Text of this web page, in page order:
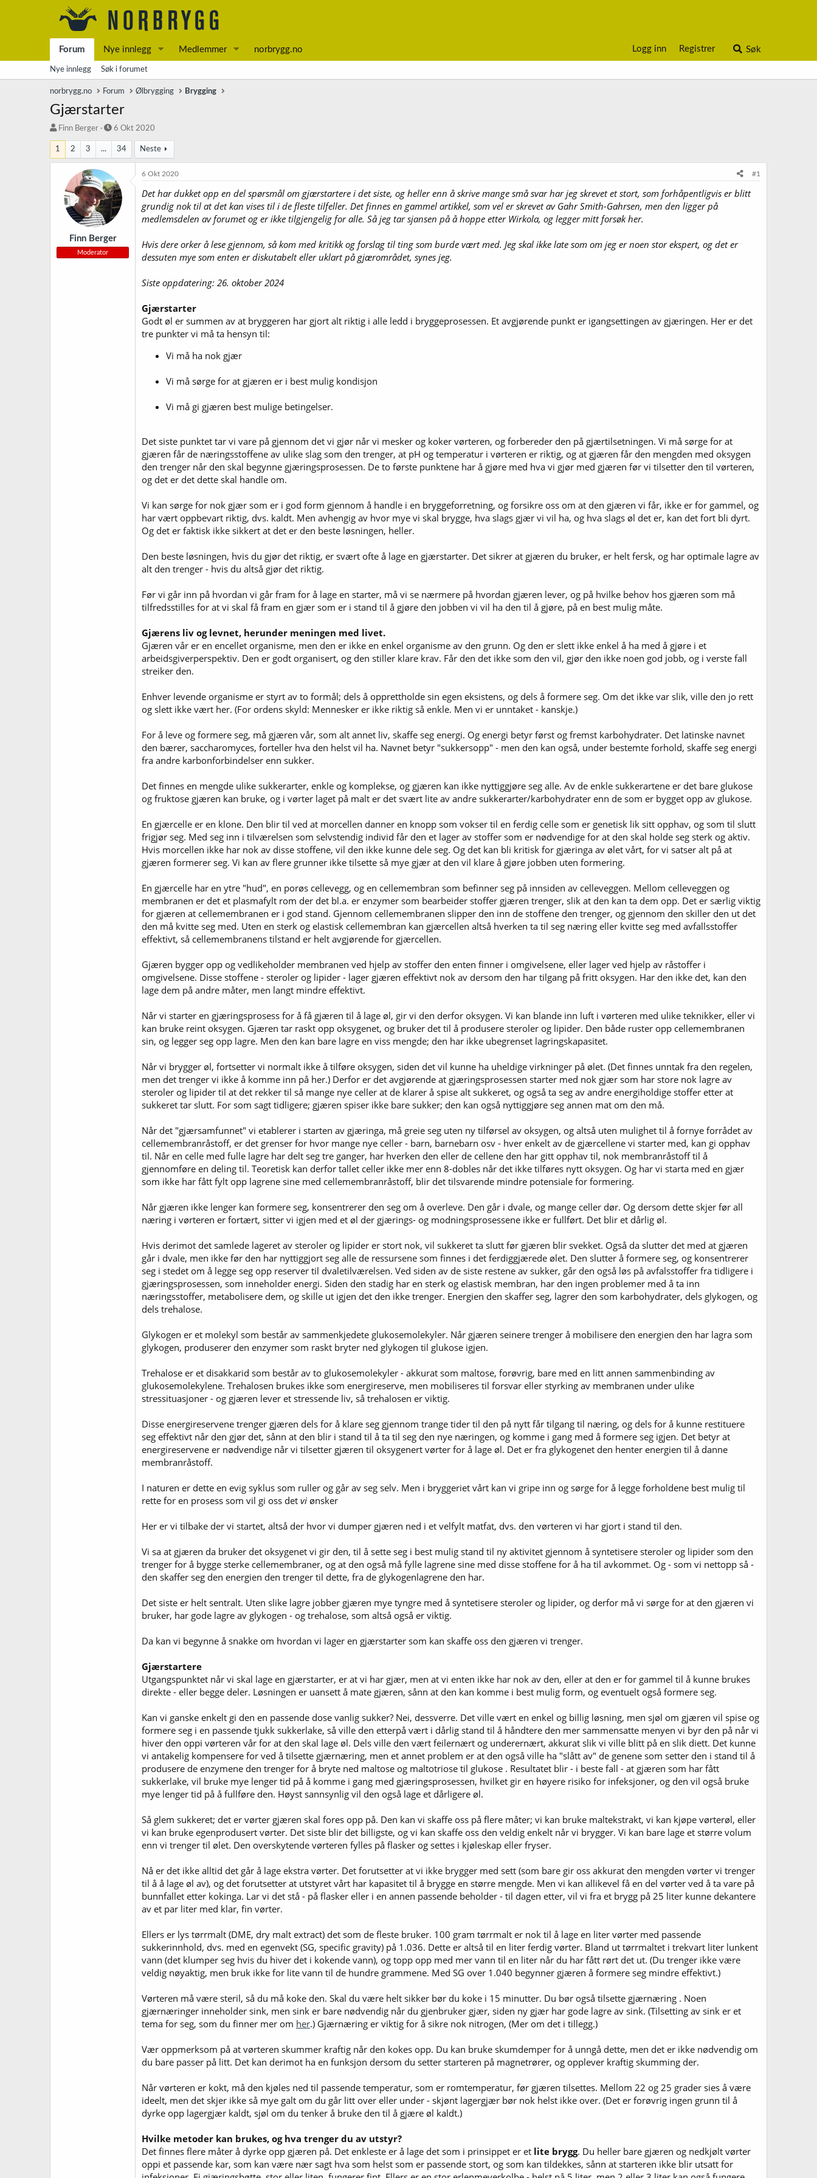
Forum Nye innlegg Medlemmer norbrygg.no Logg inn Registrer Søk
Nye innlegg Søk i forumet
norbrygg.no Forum Ølbrygging Brygging
Gjærstarter
T
r
å
d
Finn Berger
S
r
d
a
t
o
6 Okt 2020
1 2 3 ... 34 Neste
Finn Berger
Moderator
6 Okt 2020 #1
Det har dukket opp en del spørsmål om gjærstartere i det siste, og heller enn å skrive mange små svar har jeg skrevet et stort, som forhåpentligvis er blitt
grundig nok til at det kan vises til i de fleste tilfeller. Det finnes en gammel artikkel, som vel er skrevet av Gahr Smith-Gahrsen, men den ligger på
medlemsdelen av forumet og er ikke tilgjengelig for alle. Så jeg tar sjansen på å hoppe etter Wirkola, og legger mitt forsøk her.
Hvis dere orker å lese gjennom, så kom med kritikk og forslag til ting som burde vært med. Jeg skal ikke late som om jeg er noen stor ekspert, og det er
dessuten mye som enten er diskutabelt eller uklart på gjærområdet, synes jeg.
Siste oppdatering: 26. oktober 2024
Gjærstarter
Godt øl er summen av at bryggeren har gjort alt riktig i alle ledd i bryggeprosessen. Et avgjørende punkt er igangsettingen av gjæringen. Her er det
tre punkter vi må ta hensyn til:
Vi må ha nok gjær
Vi må sørge for at gjæren er i best mulig kondisjon
Vi må gi gjæren best mulige betingelser.
Det siste punktet tar vi vare på gjennom det vi gjør når vi mesker og koker vørteren, og forbereder den på gjærtilsetningen. Vi må sørge for at
gjæren får de næringsstoffene av ulike slag som den trenger, at pH og temperatur i vørteren er riktig, og at gjæren får den mengden med oksygen
den trenger når den skal begynne gjæringsprosessen. De to første punktene har å gjøre med hva vi gjør med gjæren før vi tilsetter den til vørteren,
og det er det dette skal handle om.
Vi kan sørge for nok gjær som er i god form gjennom å handle i en bryggeforretning, og forsikre oss om at den gjæren vi får, ikke er for gammel, og
har vært oppbevart riktig, dvs. kaldt. Men avhengig av hvor mye vi skal brygge, hva slags gjær vi vil ha, og hva slags øl det er, kan det fort bli dyrt.
Og det er faktisk ikke sikkert at det er den beste løsningen, heller.
Den beste løsningen, hvis du gjør det riktig, er svært ofte å lage en gjærstarter. Det sikrer at gjæren du bruker, er helt fersk, og har optimale lagre av
alt den trenger - hvis du altså gjør det riktig.
Før vi går inn på hvordan vi går fram for å lage en starter, må vi se nærmere på hvordan gjæren lever, og på hvilke behov hos gjæren som må
tilfredsstilles for at vi skal få fram en gjær som er i stand til å gjøre den jobben vi vil ha den til å gjøre, på en best mulig måte.
Gjærens liv og levnet, herunder meningen med livet.
Gjæren vår er en encellet organisme, men den er ikke en enkel organisme av den grunn. Og den er slett ikke enkel å ha med å gjøre i et
arbeidsgiverperspektiv. Den er godt organisert, og den stiller klare krav. Får den det ikke som den vil, gjør den ikke noen god jobb, og i verste fall
streiker den.
Enhver levende organisme er styrt av to formål; dels å opprettholde sin egen eksistens, og dels å formere seg. Om det ikke var slik, ville den jo rett
og slett ikke vært her. (For ordens skyld: Mennesker er ikke riktig så enkle. Men vi er unntaket - kanskje.)
For å leve og formere seg, må gjæren vår, som alt annet liv, skaffe seg energi. Og energi betyr først og fremst karbohydrater. Det latinske navnet
den bærer, saccharomyces, forteller hva den helst vil ha. Navnet betyr "sukkersopp" - men den kan også, under bestemte forhold, skaffe seg energi
fra andre karbonforbindelser enn sukker.
Det finnes en mengde ulike sukkerarter, enkle og komplekse, og gjæren kan ikke nyttiggjøre seg alle. Av de enkle sukkerartene er det bare glukose
og fruktose gjæren kan bruke, og i vørter laget på malt er det svært lite av andre sukkerarter/karbohydrater enn de som er bygget opp av glukose.
En gjærcelle er en klone. Den blir til ved at morcellen danner en knopp som vokser til en ferdig celle som er genetisk lik sitt opphav, og som til slutt
frigjør seg. Med seg inn i tilværelsen som selvstendig individ får den et lager av stoffer som er nødvendige for at den skal holde seg sterk og aktiv.
Hvis morcellen ikke har nok av disse stoffene, vil den ikke kunne dele seg. Og det kan bli kritisk for gjæringa av ølet vårt, for vi satser alt på at
gjæren formerer seg. Vi kan av flere grunner ikke tilsette så mye gjær at den vil klare å gjøre jobben uten formering.
En gjærcelle har en ytre "hud", en porøs cellevegg, og en cellemembran som befinner seg på innsiden av celleveggen. Mellom celleveggen og
membranen er det et plasmafylt rom der det bl.a. er enzymer som bearbeider stoffer gjæren trenger, slik at den kan ta dem opp. Det er særlig viktig
for gjæren at cellemembranen er i god stand. Gjennom cellemembranen slipper den inn de stoffene den trenger, og gjennom den skiller den ut det
den må kvitte seg med. Uten en sterk og elastisk cellemembran kan gjærcellen altså hverken ta til seg næring eller kvitte seg med avfallsstoffer
effektivt, så cellemembranens tilstand er helt avgjørende for gjærcellen.
Gjæren bygger opp og vedlikeholder membranen ved hjelp av stoffer den enten finner i omgivelsene, eller lager ved hjelp av råstoffer i
omgivelsene. Disse stoffene - steroler og lipider - lager gjæren effektivt nok av dersom den har tilgang på fritt oksygen. Har den ikke det, kan den
lage dem på andre måter, men langt mindre effektivt.
Når vi starter en gjæringsprosess for å få gjæren til å lage øl, gir vi den derfor oksygen. Vi kan blande inn luft i vørteren med ulike teknikker, eller vi
kan bruke reint oksygen. Gjæren tar raskt opp oksygenet, og bruker det til å produsere steroler og lipider. Den både ruster opp cellemembranen
sin, og legger seg opp lagre. Men den kan bare lagre en viss mengde; den har ikke ubegrenset lagringskapasitet.
Når vi brygger øl, fortsetter vi normalt ikke å tilføre oksygen, siden det vil kunne ha uheldige virkninger på ølet. (Det finnes unntak fra den regelen,
men det trenger vi ikke å komme inn på her.) Derfor er det avgjørende at gjæringsprosessen starter med nok gjær som har store nok lagre av
steroler og lipider til at det rekker til så mange nye celler at de klarer å spise alt sukkeret, og også ta seg av andre energiholdige stoffer etter at
sukkeret tar slutt. For som sagt tidligere; gjæren spiser ikke bare sukker; den kan også nyttiggjøre seg annen mat om den må.
Når det "gjærsamfunnet" vi etablerer i starten av gjæringa, må greie seg uten ny tilførsel av oksygen, og altså uten mulighet til å fornye forrådet av
cellemembranråstoff, er det grenser for hvor mange nye celler - barn, barnebarn osv - hver enkelt av de gjærcellene vi starter med, kan gi opphav
til. Når en celle med fulle lagre har delt seg tre ganger, har hverken den eller de cellene den har gitt opphav til, nok membranråstoff til å
gjennomføre en deling til. Teoretisk kan derfor tallet celler ikke mer enn 8-dobles når det ikke tilføres nytt oksygen. Og har vi starta med en gjær
som ikke har fått fylt opp lagrene sine med cellemembranråstoff, blir det tilsvarende mindre potensiale for formering.
Når gjæren ikke lenger kan formere seg, konsentrerer den seg om å overleve. Den går i dvale, og mange celler dør. Og dersom dette skjer før all
næring i vørteren er fortært, sitter vi igjen med et øl der gjærings- og modningsprosessene ikke er fullført. Det blir et dårlig øl.
Hvis derimot det samlede lageret av steroler og lipider er stort nok, vil sukkeret ta slutt før gjæren blir svekket. Også da slutter det med at gjæren
går i dvale, men ikke før den har nyttiggjort seg alle de ressursene som finnes i det ferdiggjærede ølet. Den slutter å formere seg, og konsentrerer
seg i stedet om å legge seg opp reserver til dvaletilværelsen. Ved siden av de siste restene av sukker, går den også løs på avfalsstoffer fra tidligere i
gjæringsprosessen, som inneholder energi. Siden den stadig har en sterk og elastisk membran, har den ingen problemer med å ta inn
næringsstoffer, metabolisere dem, og skille ut igjen det den ikke trenger. Energien den skaffer seg, lagrer den som karbohydrater, dels glykogen, og
dels trehalose.
Glykogen er et molekyl som består av sammenkjedete glukosemolekyler. Når gjæren seinere trenger å mobilisere den energien den har lagra som
glykogen, produserer den enzymer som raskt bryter ned glykogen til glukose igjen.
Trehalose er et disakkarid som består av to glukosemolekyler - akkurat som maltose, forøvrig, bare med en litt annen sammenbinding av
glukosemolekylene. Trehalosen brukes ikke som energireserve, men mobiliseres til forsvar eller styrking av membranen under ulike
stressituasjoner - og gjæren lever et stressende liv, så trehalosen er viktig.
Disse energireservene trenger gjæren dels for å klare seg gjennom trange tider til den på nytt får tilgang til næring, og dels for å kunne restituere
seg effektivt når den gjør det, sånn at den blir i stand til å ta til seg den nye næringen, og komme i gang med å formere seg igjen. Det betyr at
energireservene er nødvendige når vi tilsetter gjæren til oksygenert vørter for å lage øl. Det er fra glykogenet den henter energien til å danne
membranråstoff.
I naturen er dette en evig syklus som ruller og går av seg selv. Men i bryggeriet vårt kan vi gripe inn og sørge for å legge forholdene best mulig til
rette for en prosess som vil gi oss det vi ønsker
Her er vi tilbake der vi startet, altså der hvor vi dumper gjæren ned i et velfylt matfat, dvs. den vørteren vi har gjort i stand til den.
Vi sa at gjæren da bruker det oksygenet vi gir den, til å sette seg i best mulig stand til ny aktivitet gjennom å syntetisere steroler og lipider som den
trenger for å bygge sterke cellemembraner, og at den også må fylle lagrene sine med disse stoffene for å ha til avkommet. Og - som vi nettopp så -
den skaffer seg den energien den trenger til dette, fra de glykogenlagrene den har.
Det siste er helt sentralt. Uten slike lagre jobber gjæren mye tyngre med å syntetisere steroler og lipider, og derfor må vi sørge for at den gjæren vi
bruker, har gode lagre av glykogen - og trehalose, som altså også er viktig.
Da kan vi begynne å snakke om hvordan vi lager en gjærstarter som kan skaffe oss den gjæren vi trenger.
Gjærstartere
Utgangspunktet når vi skal lage en gjærstarter, er at vi har gjær, men at vi enten ikke har nok av den, eller at den er for gammel til å kunne brukes
direkte - eller begge deler. Løsningen er uansett å mate gjæren, sånn at den kan komme i best mulig form, og eventuelt også formere seg.
Kan vi ganske enkelt gi den en passende dose vanlig sukker? Nei, dessverre. Det ville vært en enkel og billig løsning, men sjøl om gjæren vil spise og
formere seg i en passende tjukk sukkerlake, så ville den etterpå vært i dårlig stand til å håndtere den mer sammensatte menyen vi byr den på når vi
hiver den oppi vørteren vår for at den skal lage øl. Dels ville den vært feilernært og underernært, akkurat slik vi ville blitt på en slik diett. Det kunne
vi antakelig kompensere for ved å tilsette gjærnæring, men et annet problem er at den også ville ha "slått av" de genene som setter den i stand til å
produsere de enzymene den trenger for å bryte ned maltose og maltotriose til glukose . Resultatet blir - i beste fall - at gjæren som har fått
sukkerlake, vil bruke mye lenger tid på å komme i gang med gjæringsprosessen, hvilket gir en høyere risiko for infeksjoner, og den vil også bruke
mye lenger tid på å fullføre den. Høyst sannsynlig vil den også lage et dårligere øl.
Så glem sukkeret; det er vørter gjæren skal fores opp på. Den kan vi skaffe oss på flere måter; vi kan bruke maltekstrakt, vi kan kjøpe vørterøl, eller
vi kan bruke egenprodusert vørter. Det siste blir det billigste, og vi kan skaffe oss den veldig enkelt når vi brygger. Vi kan bare lage et større volum
enn vi trenger til ølet. Den overskytende vørteren fylles på flasker og settes i kjøleskap eller fryser.
Nå er det ikke alltid det går å lage ekstra vørter. Det forutsetter at vi ikke brygger med sett (som bare gir oss akkurat den mengden vørter vi trenger
til å å lage øl av), og det forutsetter at utstyret vårt har kapasitet til å brygge en større mengde. Men vi kan allikevel få en del vørter ved å ta vare på
bunnfallet etter kokinga. Lar vi det stå - på flasker eller i en annen passende beholder - til dagen etter, vil vi fra et brygg på 25 liter kunne dekantere
av et par liter med klar, fin vørter.
Ellers er lys tørrmalt (DME, dry malt extract) det som de fleste bruker. 100 gram tørrmalt er nok til å lage en liter vørter med passende
sukkerinnhold, dvs. med en egenvekt (SG, specific gravity) på 1.036. Dette er altså til en liter ferdig vørter. Bland ut tørrmaltet i trekvart liter lunkent
vann (det klumper seg hvis du hiver det i kokende vann), og topp opp med mer vann til en liter når du har fått rørt det ut. (Du trenger ikke være
veldig nøyaktig, men bruk ikke for lite vann til de hundre grammene. Med SG over 1.040 begynner gjæren å formere seg mindre effektivt.)
Vørteren må være steril, så du må koke den. Skal du være helt sikker bør du koke i 15 minutter. Du bør også tilsette gjærnæring . Noen
gjærnæringer inneholder sink, men sink er bare nødvendig når du gjenbruker gjær, siden ny gjær har gode lagre av sink. (Tilsetting av sink er et
tema for seg, som du finner mer om her.) Gjærnæring er viktig for å sikre nok nitrogen, (Mer om det i tillegg.)
Vær oppmerksom på at vørteren skummer kraftig når den kokes opp. Du kan bruke skumdemper for å unngå dette, men det er ikke nødvendig om
du bare passer på litt. Det kan derimot ha en funksjon dersom du setter starteren på magnetrører, og opplever kraftig skumming der.
Når vørteren er kokt, må den kjøles ned til passende temperatur, som er romtemperatur, før gjæren tilsettes. Mellom 22 og 25 grader sies å være
ideelt, men det skjer ikke så mye galt om du går litt over eller under - skjønt lagergjær bør nok helst ikke over. (Det er forøvrig ingen grunn til å
dyrke opp lagergjær kaldt, sjøl om du tenker å bruke den til å gjære øl kaldt.)
Hvilke metoder kan brukes, og hva trenger du av utstyr?
Det finnes flere måter å dyrke opp gjæren på. Det enkleste er å lage det som i prinsippet er et lite brygg. Du heller bare gjæren og nedkjølt vørter
oppi et passende kar, som kan være nær sagt hva som helst som er passende stort, og som kan tildekkes, sånn at starteren ikke blir utsatt for